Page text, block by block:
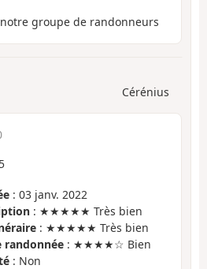
groupe de randonneurs
Cérénius
5
: 03 janv. 2022
: ★★★★★ Très bien
: ★★★★★ Très bien
: ★★★★☆ Bien
: Non